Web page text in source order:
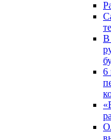
В
6